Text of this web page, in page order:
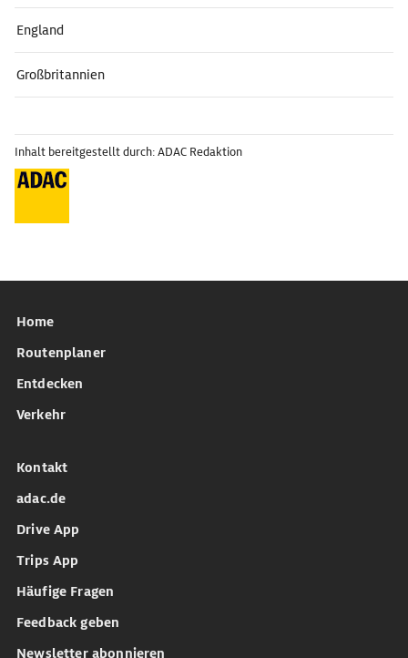
England
Großbritannien
Inhalt bereitgestellt durch: ADAC Redaktion
Home
Routenplaner
Entdecken
Verkehr
Kontakt
adac.de
Drive App
Trips App
Häufige Fragen
Feedback geben
Newsletter abonnieren